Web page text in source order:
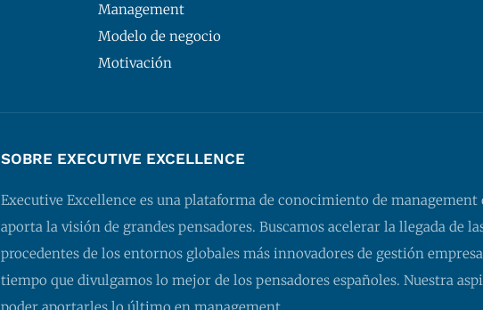
Management
Modelo de negocio
Motivación
SOBRE EXECUTIVE EXCELLENCE
Executive Excellence es una plataforma de conocimiento de management
aporta la visión de grandes pensadores. Buscamos acelerar la llegada de
procedentes de los entornos globales más innovadores de gestión
tiempo que divulgamos lo mejor de los pensadores españoles. Nuestra